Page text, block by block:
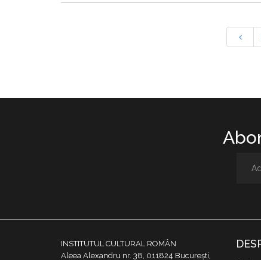
INSTITUTUL CULTURAL ROMÂN
Aleea Alexandru nr. 38, 011824 București,